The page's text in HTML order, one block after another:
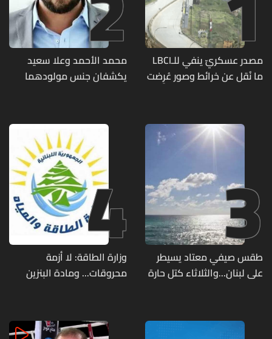
مصدر عسكريّ ينفي للـLBCI
ما نُقل عن خرائط وصور عُرِضت
تحت الأرض
محمد الأحمد وعلا سعيد
يكشفان جنس مولودهما
3
طقس صيفي معتاد يسيطر
على لبنان...والثلاثاء كتل حارة
4
وزارة الطاقة: لا أزمة
محروقات... ومادة البنزين